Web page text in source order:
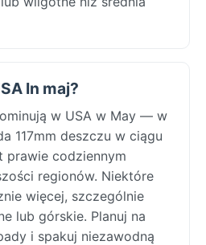
In maj?
w USA w May — w
117mm deszczu w ciągu
prawie codziennym
regionów. Niektóre
więcej, szczególnie
lub górskie. Planuj na
i spakuj niezawodną